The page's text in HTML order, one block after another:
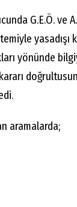
G.E.Ö. ve
yasadışı
yönünde
aramalarda;